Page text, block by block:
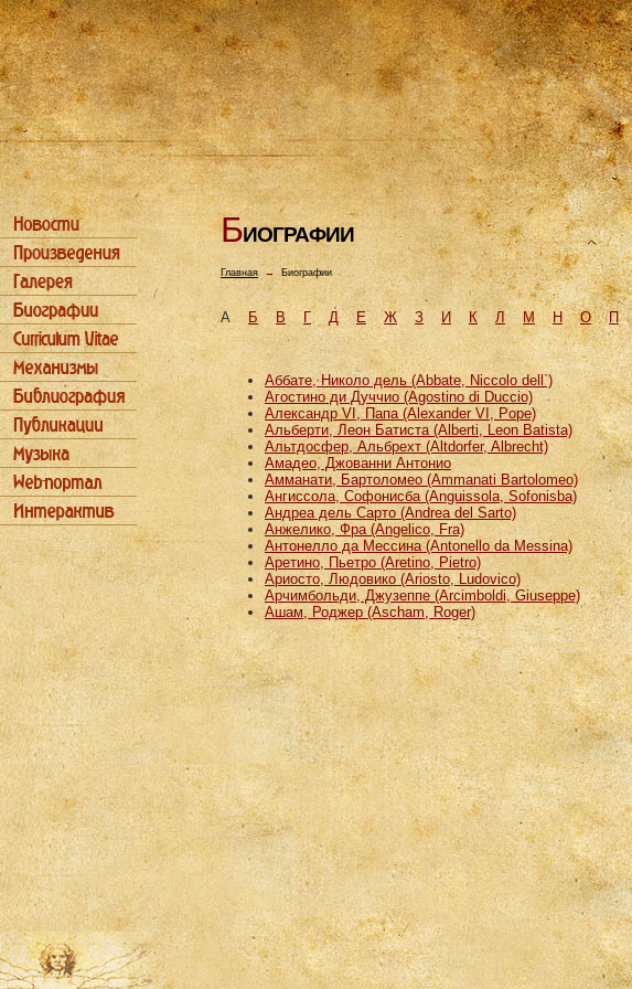
БИОГРАФИИ
Главная→ Биографии
А Б В Г Д Е Ж З И К Л М H О П
Аббате, Николо дель (Abbate, Niccolo dell`)
Агостино ди Дуччио (Agostino di Duccio)
Александр VI, Папа (Alexander VI, Pope)
Альберти, Леон Батиста (Alberti, Leon Batista)
Альтдосфер, Альбрехт (Altdorfer, Albrecht)
Амадео, Джованни Антонио
Амманати, Бартоломео (Ammanati Bartolomeo)
Ангиссола, Софонисба (Anguissola, Sofonisba)
Андреа дель Сарто (Andrea del Sarto)
Анжелико, Фра (Angelico, Fra)
Антонелло да Мессина (Antonello da Messina)
Аретино, Пьетро (Aretino, Pietro)
Ариосто, Людовико (Ariosto, Ludovico)
Арчимбольди, Джузеппе (Arcimboldi, Giuseppe)
Ашам, Роджер (Ascham, Roger)